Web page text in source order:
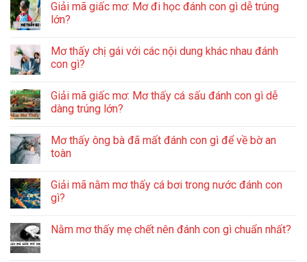
Giải mã giấc mơ: Mơ đi học đánh con gì dễ trúng
lớn?
Mơ thấy chị gái với các nội dung khác nhau đánh
con gì?
Giải mã giấc mơ: Mơ thấy cá sấu đánh con gì dễ
dàng trúng lớn?
Mơ thấy ông bà đã mất đánh con gì để về bờ an
toàn
Giải mã nằm mơ thấy cá bơi trong nước đánh con
gì?
Nằm mơ thấy mẹ chết nên đánh con gì chuẩn nhất?